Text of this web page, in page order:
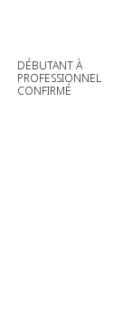
DÉBUTANT À
PROFESSIONNEL
CONFIRMÉ